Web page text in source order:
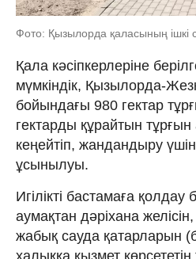
Фото: Қызылорда қаласының ішкі
Қала кәсіпкерлеріне
мүмкіндік, Қызылорда-
бойындағы 980 гектар
гектарды құрайтын тұрғын
кеңейтіп, жандандыру
ұсынылуы.
Игілікті бастамаға қолдау
аумақтан дәріхана
жабық сауда қатарларын